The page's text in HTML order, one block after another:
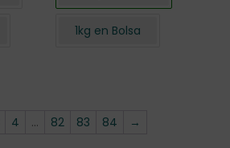
1kg en Bolsa
4 … 82 83 84 →